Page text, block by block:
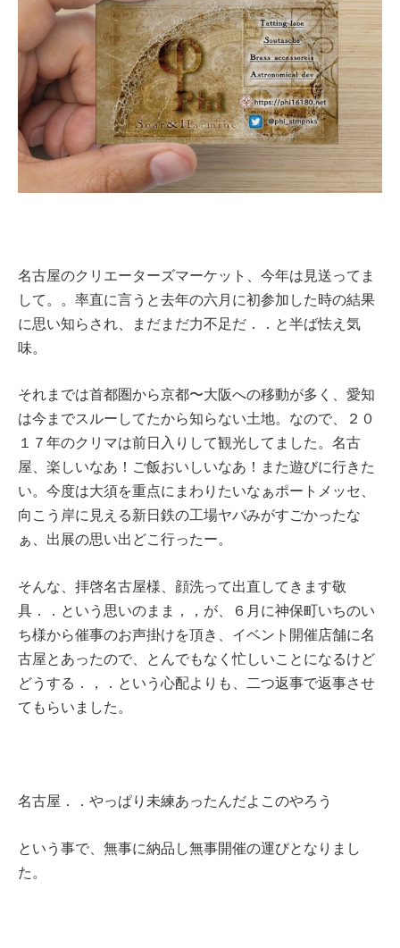
名古屋のクリエーターズマーケット、今年は見送ってま
して。。率直に言うと去年の六月に初参加した時の結果
に思い知らされ、まだまだ力不足だ．．と半ば怯え気
味。
それまでは首都圏から京都〜大阪への移動が多く、愛知
は今までスルーしてたから知らない土地。なので、２０
１７年のクリマは前日入りして観光してました。名古
屋、楽しいなあ！ご飯おいしいなあ！また遊びに行きた
い。今度は大須を重点にまわりたいなぁポートメッセ、
向こう岸に見える新日鉄の工場ヤバみがすごかったな
ぁ、出展の思い出どこ行ったー。
そんな、拝啓名古屋様、顔洗って出直してきます敬
具．．という思いのまま，，が、６月に神保町いちのい
ち様から催事のお声掛けを頂き、イベント開催店舗に名
古屋とあったので、とんでもなく忙しいことになるけど
どうする．，．という心配よりも、二つ返事で返事させ
てもらいました。
名古屋．．やっぱり未練あったんだよこのやろう
という事で、無事に納品し無事開催の運びとなりまし
た。